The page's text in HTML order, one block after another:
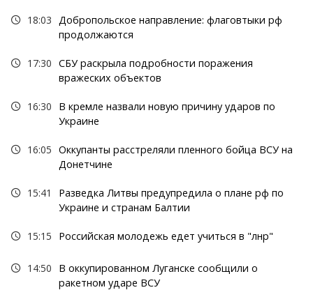
18:03
Добропольское направление: флаговтыки рф
продолжаются
17:30 СБУ раскрыла подробности поражения
вражеских объектов
16:30
В кремле назвали новую причину ударов по
Украине
16:05 Оккупанты расстреляли пленного бойца ВСУ на
Донетчине
15:41
Разведка Литвы предупредила о плане рф по
Украине и странам Балтии
15:15 Российская молодежь едет учиться в "лнр"
14:50
В оккупированном Луганске сообщили о
ракетном ударе ВСУ